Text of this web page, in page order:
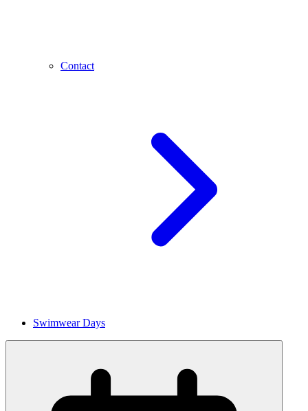
Contact
Swimwear Days